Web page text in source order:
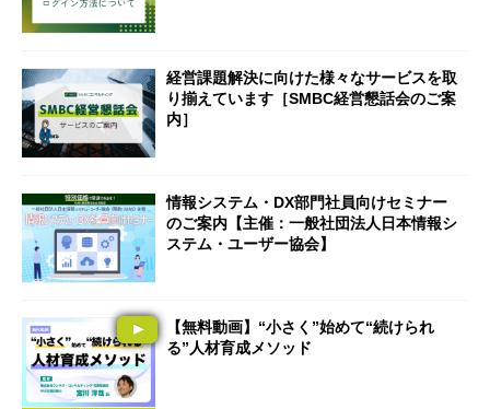
経営課題解決に向けた様々なサービスを取
り揃えています［SMBC経営懇話会のご案
内］
情報システム・DX部門社員向けセミナー
のご案内【主催：一般社団法人日本情報シ
ステム・ユーザー協会】
【無料動画】“小さく”始めて“続けられ
る”人材育成メソッド